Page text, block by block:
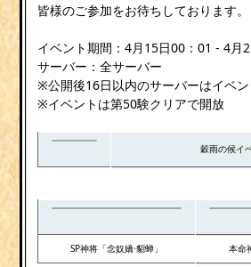
皆様のご参加をお待ちしております。
イベント期間：4月15日00：01 - 4月
サーバー：全サーバー
※公開後16日以内のサーバーはイベ
※イベントは第50験クリアで開放
穀雨の候イ
SP神将「念奴嬌·貂蝉」 本命